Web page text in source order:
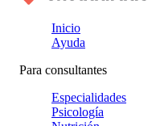
Inicio
Ayuda
Para consultantes
Especialidades
Psicología